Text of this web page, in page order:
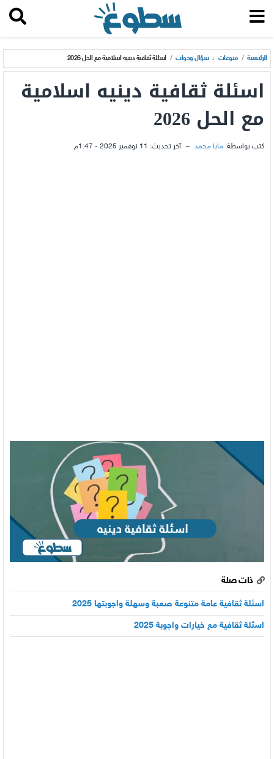
الرئيسية / منوعات ، سؤال وجواب / اسئلة ثقافية دينيه اسلامية مع الحل 2026
اسئلة ثقافية دينيه اسلامية
مع الحل 2026
كتب بواسطة: مايا محمد – آخر تحديث: 11 نوفمبر 2025 - 1:47م
ذات صلة
اسئلة ثقافية عامة متنوعة صعبة وسهلة واجوبتها 2025
اسئلة ثقافية مع خيارات واجوبة 2025